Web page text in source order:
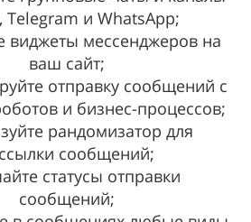
и WhatsApp;
виджеты мессенджеров на
ваш сайт;
отправку сообщений с
и бизнес-процессов;
рандомизатор для
сообщений;
статусы отправки
сообщений;